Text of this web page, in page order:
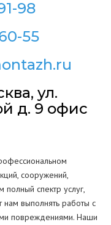
98
55
ул.
д. 9 офис
сооружений,
спектр услуг,
нам выполнять работы с
повреждениями. Наши